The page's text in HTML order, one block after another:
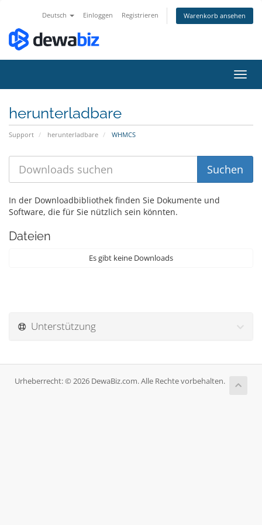
Deutsch Einloggen Registrieren Warenkorb ansehen
ein-/
herunterladbare
Support herunterladbare WHMCS
In der Downloadbibliothek finden Sie Dokumente und
Software, die für Sie nützlich sein könnten.
Dateien
Es gibt keine Downloads
Unterstützung
Urheberrecht: © 2026 DewaBiz.com. Alle Rechte vorbehalten.